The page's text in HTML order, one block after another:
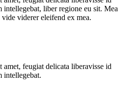
intellegebat, liber regione eu sit. Mea
viderer eleifend ex mea.
feugiat delicata liberavisse id
intellegebat.